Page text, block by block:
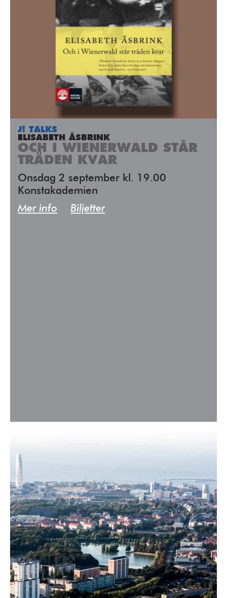
J! TALKS
ELISABETH ÅSBRINK
OCH I WIENERWALD STÅR
TRÄDEN KVAR
Onsdag 2 september kl. 19.00
Konstakademien
Mer info
Biljetter